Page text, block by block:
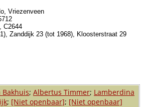
Vriezenveen
C2644
Zanddijk 23 (tot 1968), Kloosterstraat 29
Bakhuis; Albertus Timmer; Lamberdina
; [Niet openbaar]; [Niet openbaar]